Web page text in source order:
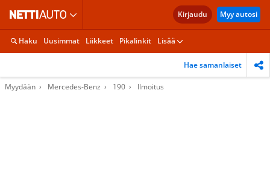
Kirjaudu Myy autosi
Haku Uusimmat Liikkeet Pikalinkit Lisää
Hae samanlaiset
Myydään Mercedes-Benz 190 Ilmoitus